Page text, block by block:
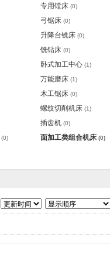
专用镗床 (0)
弓锯床 (0)
升降台铣床 (0)
铣钻床 (0)
卧式加工中心 (1)
万能磨床 (1)
木工锯床 (0)
螺纹切削机床 (1)
插齿机 (0)
(0) 面加工类组合机床 (0)